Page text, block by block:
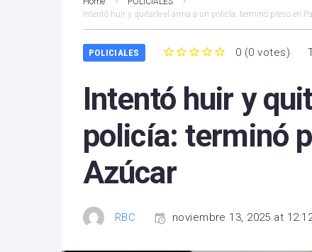
Intentó huir y quitarle el arma a un policía: terminó preso en
POLICIALES 0 (0 votes)
Intentó huir y
policía: terminó
Azúcar
RBC noviembre 13, 2025 at